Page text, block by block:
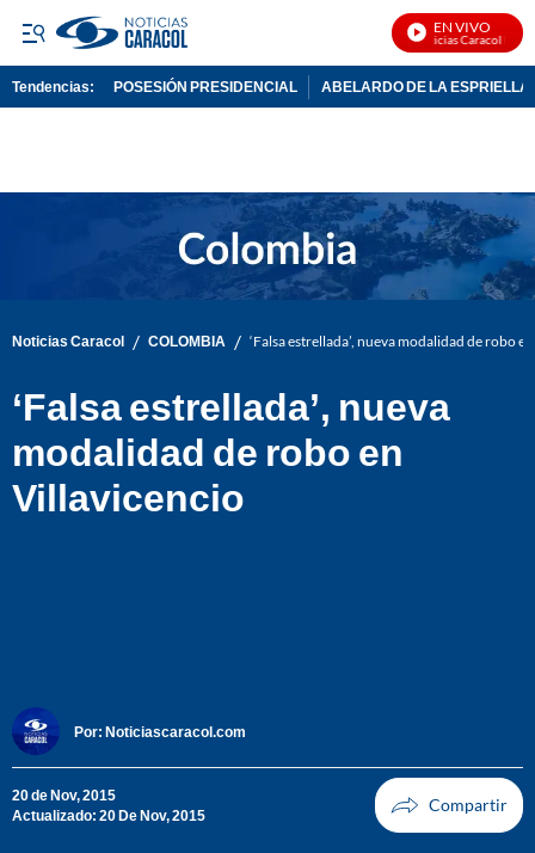
EN VIVO
Noticias Caracol En
Tendencias: POSESIÓN PRESIDENCIAL ABELARDO DE LA ESPRIELLA
Noticias Caracol / COLOMBIA / ‘Falsa estrellada’, nueva modalidad de robo
‘Falsa estrellada’, nueva
modalidad de robo en
Villavicencio
Por: Noticiascaracol.com
20 de Nov, 2015
Actualizado: 20 De Nov, 2015